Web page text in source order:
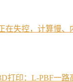
在失控，计算慢、
打印：L-PBF一路